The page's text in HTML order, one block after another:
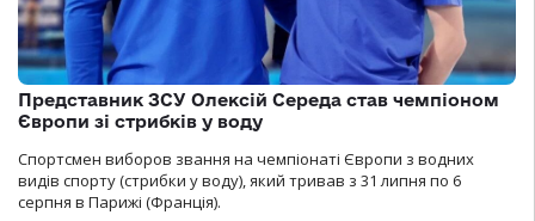
Представник ЗСУ Олексій Середа став чемпіоном
Європи зі стрибків у воду
Спортсмен виборов звання на чемпіонаті Європи з водних
видів спорту (стрибки у воду), який тривав з 31 липня по 6
серпня в Парижі (Франція).